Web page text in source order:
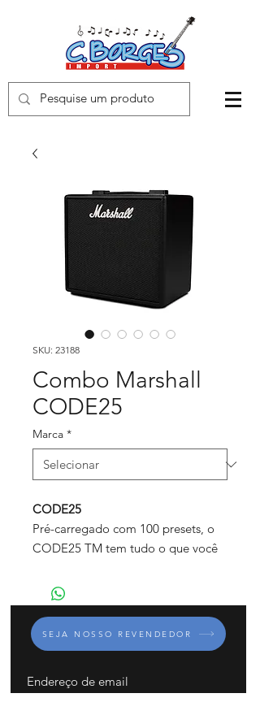
SKU: 23188
Combo Marshall
CODE25
Marca *
CODE25
Pré-carregado com 100 presets, o
CODE25 TM tem tudo o que você
casa. Seus 25w significam que é
poderoso o suficiente para começar
a tocar. Totalmente programável via
telefone e on-line, o CODE25 é o
SEJA NOSSO REVENDEDOR